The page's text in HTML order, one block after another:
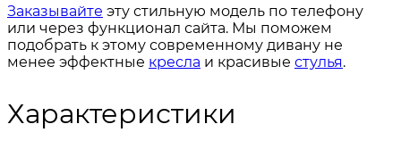
Заказывайте эту стильную модель по телефону
или через функционал сайта. Мы поможем
подобрать к этому современному дивану не
менее эффектные кресла и красивые стулья.
Характеристики